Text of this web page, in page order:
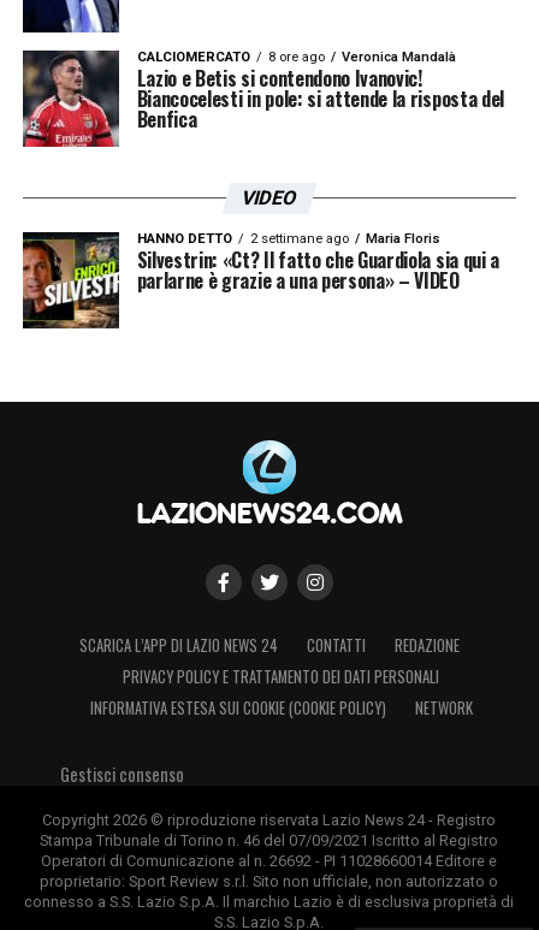
CALCIOMERCATO 8 ore ago Veronica Mandalà
Lazio e Betis si contendono Ivanovic!
Biancocelesti in pole: si attende la risposta del
Benfica
VIDEO
HANNO DETTO 2 settimane ago Maria Floris
Silvestrin: «Ct? Il fatto che Guardiola sia qui a
parlarne è grazie a una persona» – VIDEO
SCARICA L’APP DI LAZIO NEWS 24 CONTATTI
REDAZIONE
PRIVACY POLICY E TRATTAMENTO DEI DATI PERSONALI
INFORMATIVA ESTESA SUI COOKIE (COOKIE POLICY)
NETWORK
Gestisci consenso
Copyright 2026 © riproduzione riservata Lazio News 24 - Registro
Stampa Tribunale di Torino n. 46 del 07/09/2021 Iscritto al Registro
Operatori di Comunicazione al n. 26692 - PI 11028660014 Editore e
proprietario: Sport Review s.r.l. Sito non ufficiale, non autorizzato o
connesso a S.S. Lazio S.p.A. Il marchio Lazio è di esclusiva proprietà di
S.S. Lazio S.p.A.